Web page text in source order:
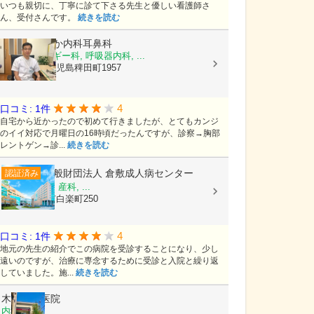
いつも親切に、丁寧に診て下さる先生と優しい看護師さ
ん、受付さんです。 続きを読む
医療法人 おか内科耳鼻科
内科, アレルギー科, 呼吸器内科, ...
岡山県倉敷市児島稗田町1957
口コミ: 1件 4
自宅から近かったので初めて行きましたが、とてもカンジ
のイイ対応で月曜日の16時頃だったんですが、診察→胸部
レントゲン→診... 続きを読む
認証済み 一般財団法人 倉敷成人病センター
内科, 婦人科, 産科, ...
岡山県倉敷市白楽町250
口コミ: 1件 4
地元の先生の紹介でこの病院を受診することになり、少し
遠いのですが、治療に専念するために受診と入院と繰り返
していました。施... 続きを読む
木村内科医院
内科